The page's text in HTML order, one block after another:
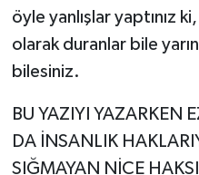
öyle yanlışlar yaptınız
olarak duranlar bile
bilesiniz.
BU YAZIYI YAZARKEN
DA İNSANLIK
SIĞMAYAN NİCE